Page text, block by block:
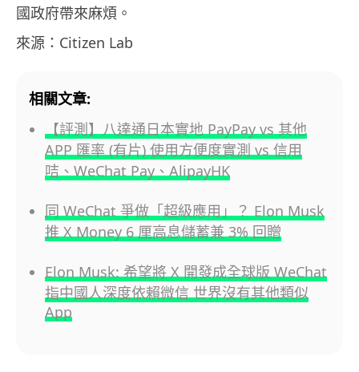
國政府帶來麻煩。
來源：Citizen Lab
相關文章:
【評測】八達通日本實地 PayPay vs 其他
APP 匯率 (有片) 使用方便度實測 vs 信用
咭、WeChat Pay、AlipayHK
同 WeChat 爭做「超級應用」？ Elon Musk
推 X Money 6 厘高息儲蓄兼 3% 回贈
Elon Musk: 希望將 X 開發成全球版 WeChat
指中國人深度依賴微信 世界沒有其他類似
App